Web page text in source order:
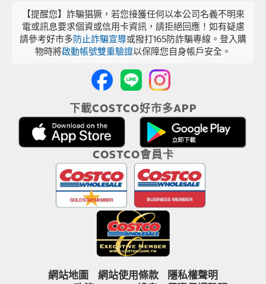
【提醒您】詐騙猖獗，若您接獲任何以本公司名義不明來
電或訊息要求個資或信用卡資訊，請拒絕回應！如有疑慮
請參考好市多防止詐騙宣導或撥打165防詐騙專線。登入購
物時將啟動帳號雙重驗證以保障您自身帳戶安全。
下載COSTCO好市多APP
COSTCO會員卡
網站地圖 網站使用條款
隱私權聲明